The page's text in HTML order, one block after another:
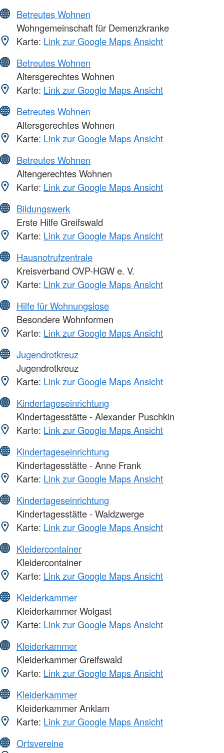
Betreutes Wohnen
Wohngemeinschaft für Demenzkranke
Karte: Link zur Google Maps Ansicht
Betreutes Wohnen
Altersgerechtes Wohnen
Karte: Link zur Google Maps Ansicht
Betreutes Wohnen
Altersgerechtes Wohnen
Karte: Link zur Google Maps Ansicht
Betreutes Wohnen
Altengerechtes Wohnen
Karte: Link zur Google Maps Ansicht
Bildungswerk
Erste Hilfe Greifswald
Karte: Link zur Google Maps Ansicht
Hausnotrufzentrale
Kreisverband OVP-HGW e. V.
Karte: Link zur Google Maps Ansicht
Hilfe für Wohnungslose
Besondere Wohnformen
Karte: Link zur Google Maps Ansicht
Jugendrotkreuz
Jugendrotkreuz
Karte: Link zur Google Maps Ansicht
Kindertageseinrichtung
Kindertagesstätte - Alexander Puschkin
Karte: Link zur Google Maps Ansicht
Kindertageseinrichtung
Kindertagesstätte - Anne Frank
Karte: Link zur Google Maps Ansicht
Kindertageseinrichtung
Kindertagesstätte - Waldzwerge
Karte: Link zur Google Maps Ansicht
Kleidercontainer
Kleidercontainer
Karte: Link zur Google Maps Ansicht
Kleiderkammer
Kleiderkammer Wolgast
Karte: Link zur Google Maps Ansicht
Kleiderkammer
Kleiderkammer Greifswald
Karte: Link zur Google Maps Ansicht
Kleiderkammer
Kleiderkammer Anklam
Karte: Link zur Google Maps Ansicht
Ortsvereine